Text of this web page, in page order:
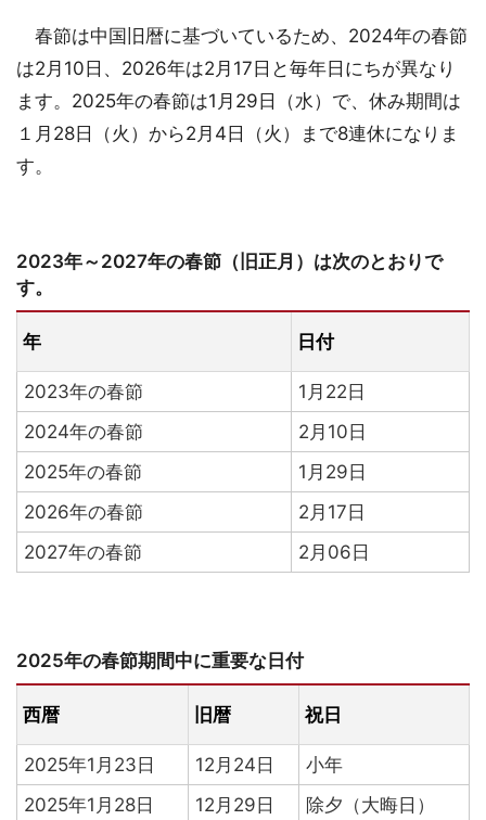
春節は中国旧暦に基づいているため、2024年の春節
は2月10日、2026年は2月17日と毎年日にちが異なり
ます。2025年の春節は1月29日（水）で、休み期間は
１月28日（火）から2月4日（火）まで8連休になりま
す。
2023年～2027年の春節（旧正月）は次のとおりで
す。
年 日付
2023年の春節
1月22日
2024年の春節
2月10日
2025年の春節
1月29日
2026年の春節
2月17日
2027年の春節
2月06日
2025年の春節期間中に重要な日付
西暦 旧暦 祝日
2025年1月23日 12月24日
小年
2025年1月28日
12月29日
除夕（大晦日）